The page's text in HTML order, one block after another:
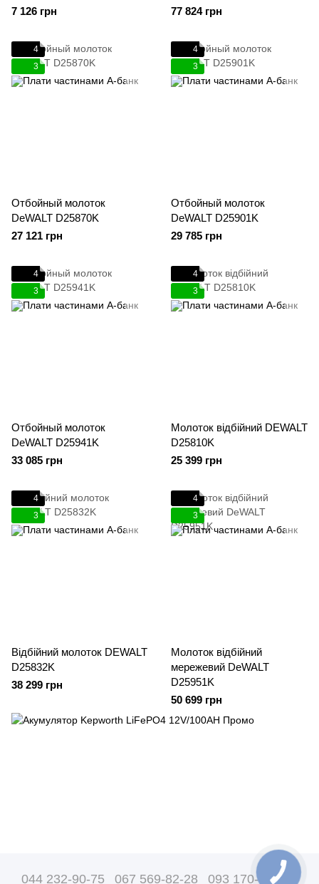
7 126 грн
77 824 грн
4
3
Отбойный молоток
DeWALT D25870K
27 121 грн
4
3
Отбойный молоток
DeWALT D25901K
29 785 грн
4
3
Отбойный молоток
DeWALT D25941K
33 085 грн
4
3
Молоток відбійний DEWALT
D25810K
25 399 грн
4
3
Відбійний молоток DEWALT
D25832K
38 299 грн
4
3
Молоток відбійний
мережевий DeWALT
D25951K
50 699 грн
044 232-90-75 067 569-82-28 093 170-07-89